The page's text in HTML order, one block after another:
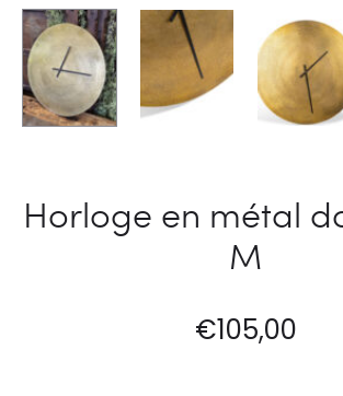
Horloge en métal
M
€105,00